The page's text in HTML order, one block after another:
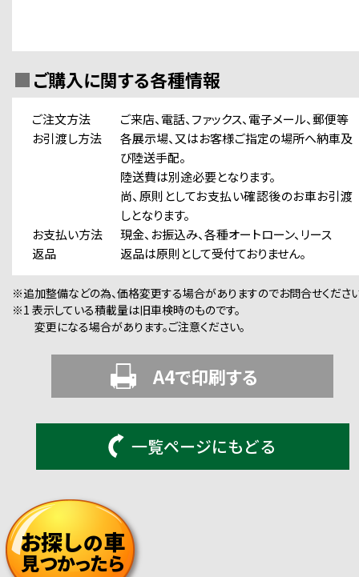
ご購入に関する各種情報
ご注文方法
ご来店、電話、ファックス、電子メール、郵便等
お引渡し方法
各展示場、又はお客様ご指定の場所へ納車及
び陸送手配。
陸送費は別途必要となります。
尚、原則としてお支払い確認後のお車お引渡
しとなります。
お支払い方法
現金、お振込み、各種オートローン、リース
返品
返品は原則として受付ておりません。
※追加整備などの為、価格変更する場合がありますのでお問合せくださ
※1 表示している積載量は旧車検時のものです。
変更になる場合があります。ご注意ください。
A4で印刷する
一覧ページにもどる
お探しの車
見つかったら